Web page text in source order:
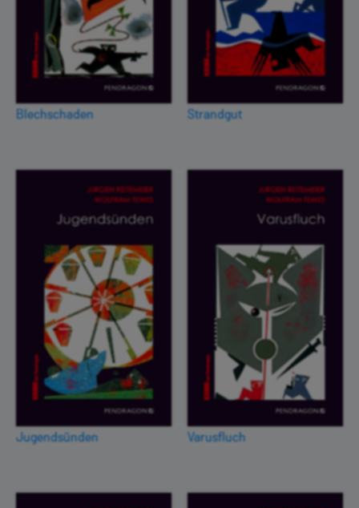
Blechschaden Strandgut
Jugendsünden Varusfluch